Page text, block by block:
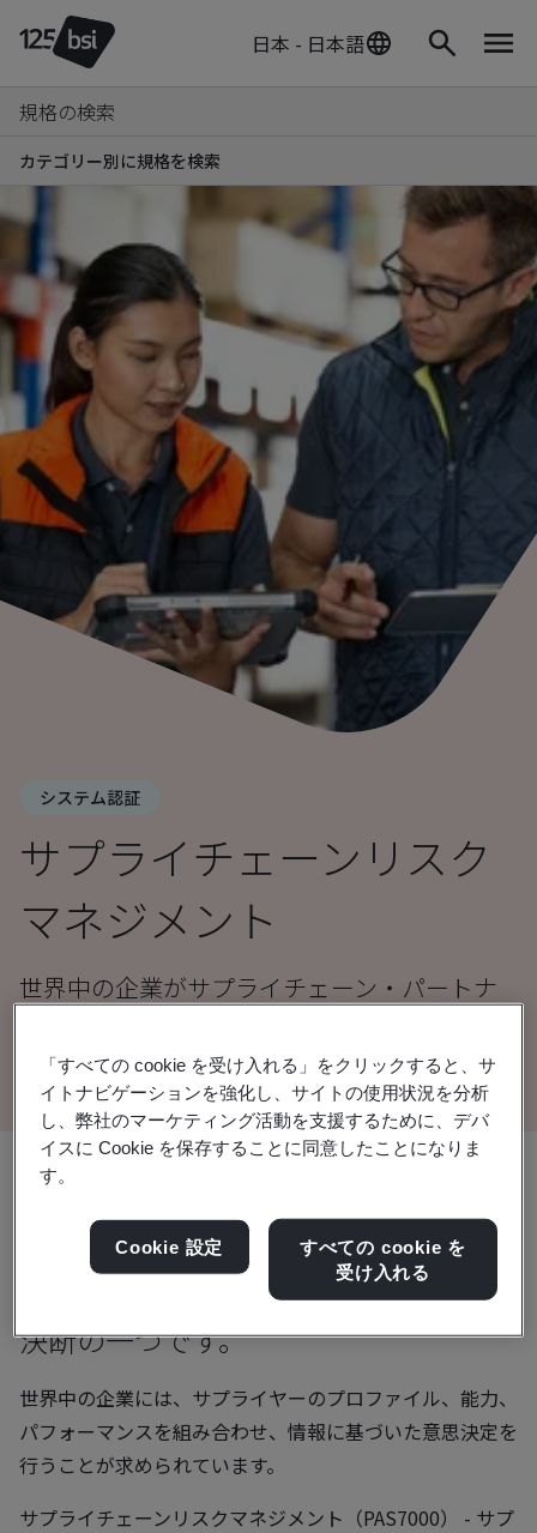
日本 - 日本語
規格の検索
カテゴリー別に規格を検索
システム認証
サプライチェーンリスク
マネジメント
世界中の企業がサプライチェーン・パートナ
サプライチェーンパートナーとなる可
能性のある企業との提携の有無を決定
することは、組織にとって最も重要な
決断の一つです。
世界中の企業には、サプライヤーのプロファイル、能力、
パフォーマンスを組み合わせ、情報に基づいた意思決定を
行うことが求められています。
サプライチェーンリスクマネジメント（PAS7000） - サプ
「すべての cookie を受け入れる」をクリックすると、サ
イトナビゲーションを強化し、サイトの使用状況を分析
し、弊社のマーケティング活動を支援するために、デバ
イスに Cookie を保存することに同意したことになりま
す。
Cookie 設定
すべての cookie を
受け入れる